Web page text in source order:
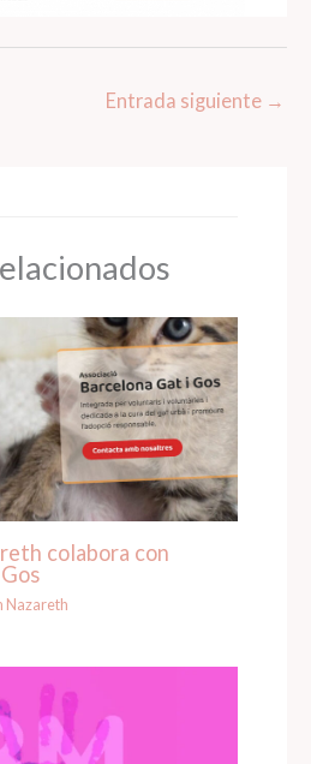
Entrada siguiente →
colabora con
Nazareth